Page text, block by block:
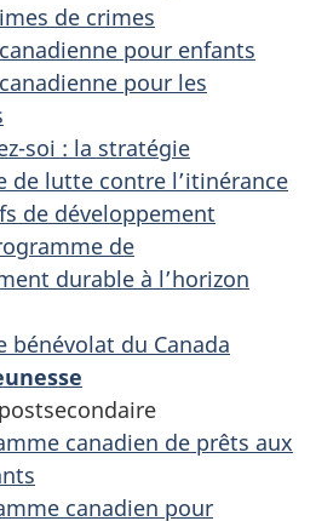
de crimes
pour enfants
pour les
soi : la stratégie
de lutte contre l’itinérance
de développement
de
durable à l’horizon
bénévolat du Canada
canadien de prêts aux
canadien pour